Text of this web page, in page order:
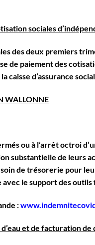
sociales
des deux premiers
de paiement des
caisse d’assurance
WALLONNE
ou à l’arrêt octroi
substantielle de leurs
de trésorerie pour
le support des
:
et de facturation de